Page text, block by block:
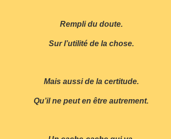
Rempli du doute.
Sur l’utilité de la chose.
Mais aussi de la certitude.
Qu’il ne peut en être autrement.